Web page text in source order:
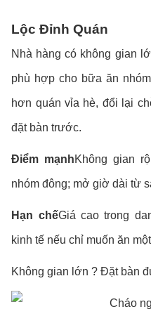
Lộc Đỉnh Quán
Nhà hàng có không gian
phù hợp cho bữa ăn
hơn quán vỉa hè, đổi lại
đặt bàn trước.
Điểm mạnhKhông gian
nhóm đông; mở giờ dài từ
Hạn chếGiá cao trong
kinh tế nếu chỉ muốn ăn
Không gian lớn ? Đặt bàn